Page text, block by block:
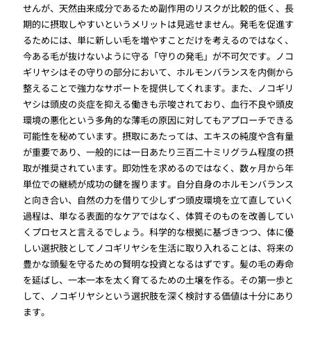
せんが、天然由来成分であるため副作用のリスクが比較的低く、長
期的に摂取しやすいというメリットは見逃せません。発毛を促進す
るためには、単に新しい毛を増やすことだけを考えるのではなく、
今ある毛が抜けないように守る「守りの発毛」が不可欠です。ノコ
ギリヤシはその守りの部分において、ホルモンバランスを内側から
整えることで強力なサポートを提供してくれます。また、ノコギリ
ヤシは頭皮の炎症を抑える働きも示唆されており、血行不良や頭皮
環境の悪化という多角的な薄毛の原因に対してもアプローチできる
可能性を秘めています。摂取にあたっては、エキスの純度や含有量
が重要であり、一般的には一日あたり三百二十ミリグラム程度の摂
取が推奨されています。即効性を求めるのではなく、数ヶ月から年
単位での継続が成功の鍵を握ります。自分自身のホルモンバランス
と向き合い、自然の力を借りて少しずつ頭皮環境を立て直していく
過程は、単なる表面的なケアではなく、体質そのものを改善してい
くプロセスと言えるでしょう。科学的な根拠に基づきつつ、体に優
しい選択肢としてノコギリヤシを生活に取り入れることは、将来の
豊かな頭髪を守るための賢明な投資となるはずです。髪の毛の寿命
を延ばし、一本一本を太く育てるための土壌を作る。その第一歩と
して、ノコギリヤシという選択肢を深く検討する価値は十分にあり
ます。